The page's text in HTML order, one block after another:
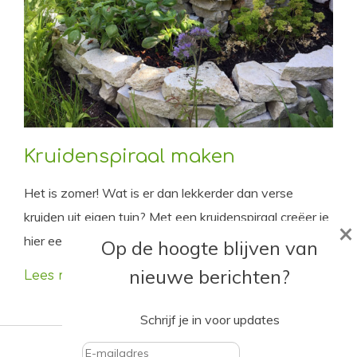
Kruidenspiraal maken
Het is zomer! Wat is er dan lekkerder dan verse
kruiden uit eigen tuin? Met een kruidenspiraal creëer je
hier een unieke plek voor.
Lees meer
Op de hoogte blijven van
nieuwe berichten?
Schrijf je in voor updates
×